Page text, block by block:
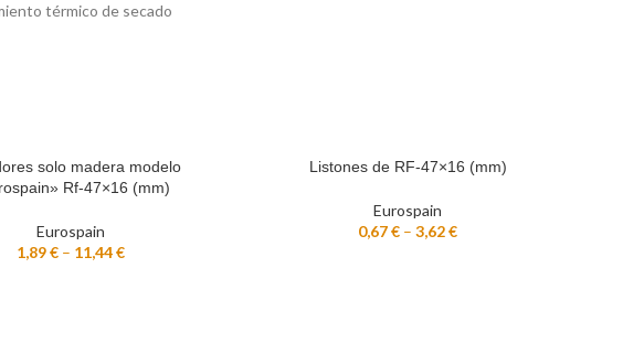
térmico de secado
OPCIONES
solo madera modelo
Rf-47×16 (mm)
Eurospain
1,89€– 11,44€
SELECCIONAR OPCIONES
Listones de RF-47×16 (mm)
Eurospain
0,67€ –3,62€